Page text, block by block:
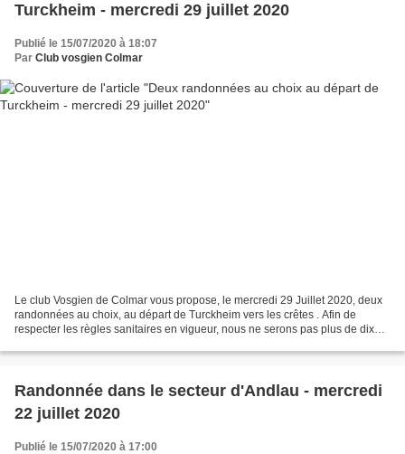
Turckheim - mercredi 29 juillet 2020
Publié le 15/07/2020 à 18:07
Par Club vosgien Colmar
Le club Vosgien de Colmar vous propose, le mercredi 29 Juillet 2020, deux
randonnées au choix, au départ de Turckheim vers les crêtes . Afin de
respecter les règles sanitaires en vigueur, nous ne serons pas plus de dix
Randonnée dans le secteur d'Andlau - mercredi
22 juillet 2020
Publié le 15/07/2020 à 17:00